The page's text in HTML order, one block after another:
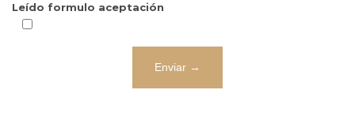
Leído formulo aceptación